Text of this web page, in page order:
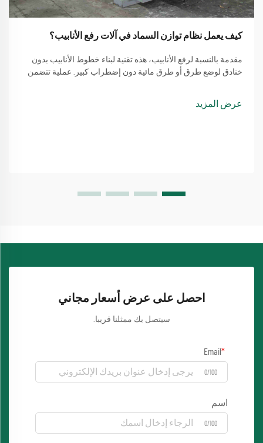
كيف يعمل نظام توازن السماد في آلات رفع الأنابيب؟
مقدمة بالنسبة لرفع الأنابيب، هذه تقنية لبناء خطوط الأنابيب بدون
خنادق لوضع طرق أو طرق مائية دون إضطراب كبير. عملية تتضمن
عرض المزيد
احصل على عرض أسعار مجاني
سيتصل بك ممثلنا قريبا.
Email
0/100
اسم
0/100